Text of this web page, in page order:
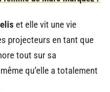
et elle vit une vie
projecteurs en tant que
tout sur sa
qu’elle a totalement